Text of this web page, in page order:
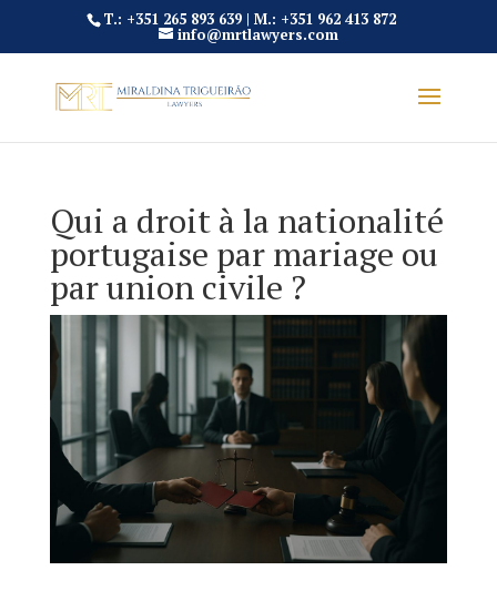
T.: +351 265 893 639 | M.: +351 962 413 872
info@mrtlawyers.com
Qui a droit à la nationalité
portugaise par mariage ou
par union civile ?